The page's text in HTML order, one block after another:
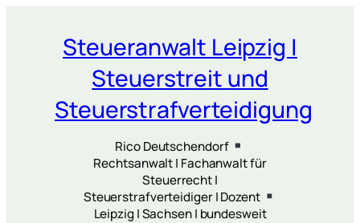
springenSteueranwalt Leipzig |
Steuerstreit und
Steuerstrafverteidigung
Rico Deutschendorf
Rechtsanwalt | Fachanwalt für
Steuerrecht |
Steuerstrafverteidiger | Dozent
Leipzig | Sachsen | bundesweit